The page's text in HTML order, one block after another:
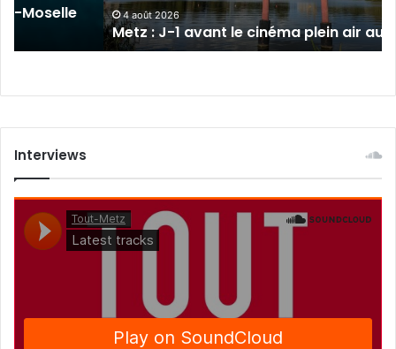
Moselle
air
au
Plan
4 août 2026
Metz : J-1 avant le cinéma plein air au
Interviews